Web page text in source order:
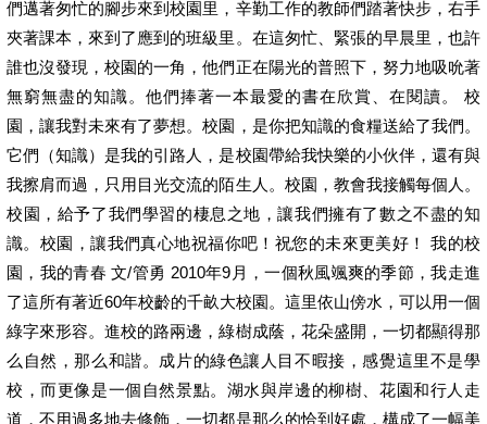
們邁著匆忙的腳步來到校園里，辛勤工作的教師們踏著快步，右手
夾著課本，來到了應到的班級里。在這匆忙、緊張的早晨里，也許
誰也沒發現，校園的一角，他們正在陽光的普照下，努力地吸吮著
無窮無盡的知識。他們捧著一本最愛的書在欣賞、在閱讀。 校
園，讓我對未來有了夢想。校園，是你把知識的食糧送給了我們。
它們（知識）是我的引路人，是校園帶給我快樂的小伙伴，還有與
我擦肩而過，只用目光交流的陌生人。校園，教會我接觸每個人。
校園，給予了我們學習的棲息之地，讓我們擁有了數之不盡的知
識。校園，讓我們真心地祝福你吧！祝您的未來更美好！ 我的校
園，我的青春 文/管勇 2010年9月，一個秋風颯爽的季節，我走進
了這所有著近60年校齡的千畝大校園。這里依山傍水，可以用一個
綠字來形容。進校的路兩邊，綠樹成蔭，花朵盛開，一切都顯得那
么自然，那么和諧。成片的綠色讓人目不暇接，感覺這里不是學
校，而更像是一個自然景點。湖水與岸邊的柳樹、花園和行人走
道，不用過多地去修飾，一切都是那么的恰到好處，構成了一幅美